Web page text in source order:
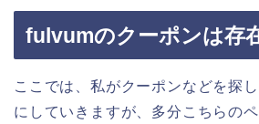
fulvumのクーポンは存
ここでは、私がクーポンなどを探
にしていきますが、多分こちらの